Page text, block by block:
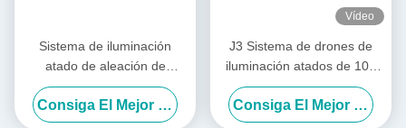
Sistema de iluminación
atado de aleación de
aluminio de grado
aeroespacial M40 IP54
Kitefly
Consiga El Mejor Precio
Vídeo
J3 Sistema de drones de
iluminación atados de 100
metros con carga máxima
de 3 kg Paloma Consiga El Mejor Precio